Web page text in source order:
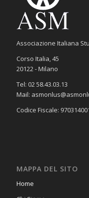
Associazione Italiana
Corso Italia, 45
20122 - Milano
Tel: 02 58.43.03.13
Mail:
Codice Fiscale:
MAPPA DEL SITO
Home